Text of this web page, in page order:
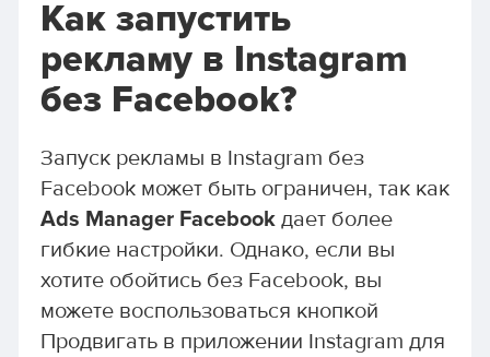
Как запустить
рекламу в Instagram
без Facebook?
Запуск рекламы в Instagram без
Facebook может быть ограничен, так как
Ads Manager Facebookдает более
гибкие настройки. Однако, если вы
хотите обойтись без Facebook, вы
можете воспользоваться кнопкой
Продвигать в приложении Instagram для